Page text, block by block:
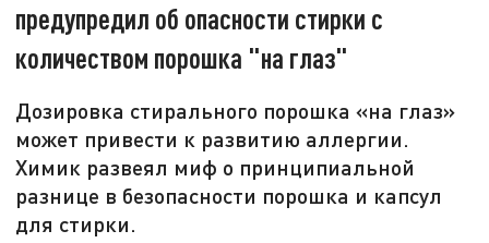
предупредил об опасности стирки с
количеством порошка "на глаз"
Дозировка стирального порошка «на глаз»
может привести к развитию аллергии.
Химик развеял миф о принципиальной
разнице в безопасности порошка и капсул
для стирки.